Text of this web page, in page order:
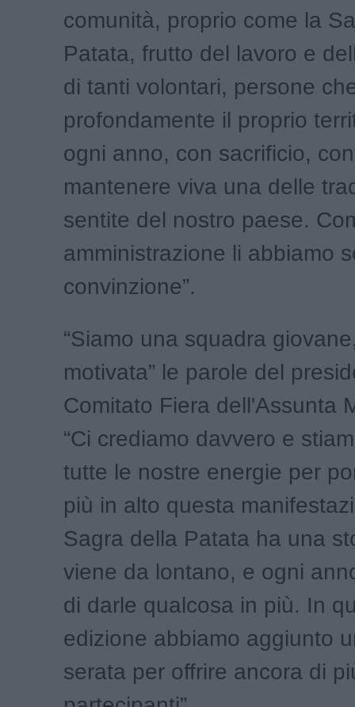
comunità, proprio come la
Patata, frutto del lavoro e
di tanti volontari, persone
profondamente il proprio
ogni anno, con sacrificio,
mantenere viva una delle
sentite del nostro paese.
amministrazione li abbiamo
convinzione”.
“Siamo una squadra
motivata” le parole del
Comitato Fiera dell'Assunta
“Ci crediamo davvero e
tutte le nostre energie per
più in alto questa
Sagra della Patata ha una
viene da lontano, e ogni
di darle qualcosa in più. In
edizione abbiamo aggiunto
serata per offrire ancora di